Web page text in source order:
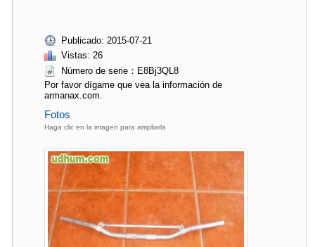
Publicado: 2015-07-21
Vistas: 26
Número de serie：E8Bj3QL8
Por favor dígame que vea la información de
armanax.com.
Fotos
Haga clic en la imagen para ampliarla